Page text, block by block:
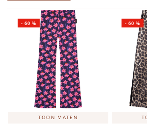
TOON MATEN
-60 % - 60 %